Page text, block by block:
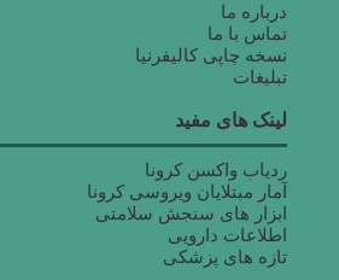
درباره ما
تماس با ما
نسخه چاپی کالیفرنیا
تبلیغات
لینک های مفید
ردیاب واکسن کرونا
آمار مبتلایان ویروسی کرونا
ابزار های سنجش سلامتی
اطلاعات دارویی
تازه های پزشکی